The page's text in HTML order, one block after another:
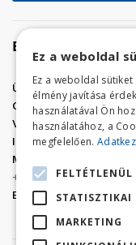
Elérhetőség
Üzletünk címe:
Golf Center Áruház:
VÁR-Kert Áruház: 06
Iroda:06 (56) 421-857
Megrendelés, termék
+36 (70) 938-3356
E-mail:
Ez a weboldal
Ez a weboldal
élmény javítása
használatával Ön
használatához, a
megfelelően.
FELTÉTLENÜL
STATISZTIKAI
MARKETING